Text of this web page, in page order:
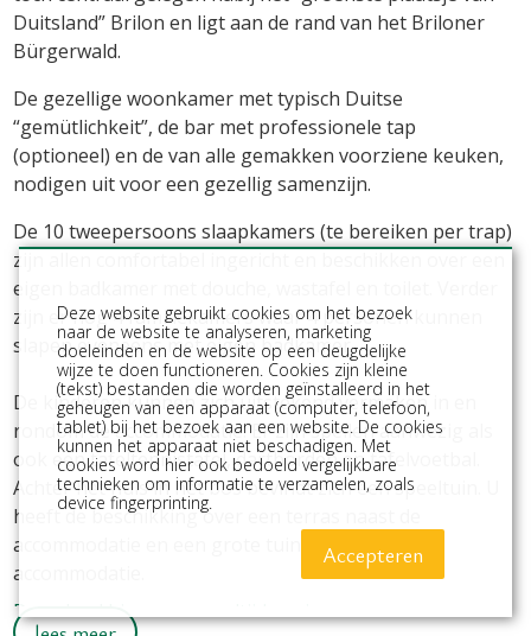
Duitsland” Brilon en ligt aan de rand van het Briloner
Bürgerwald.
De gezellige woonkamer met typisch Duitse
“gemütlichkeit”, de bar met professionele tap
(optioneel) en de van alle gemakken voorziene keuken,
nodigen uit voor een gezellig samenzijn.
De 10 tweepersoons slaapkamers (te bereiken per trap)
zijn allen comfortabel ingericht en beschikken over een
eigen badkamer met douche, wastafel en toilet. Verder
zijn er nog 4 familiekamers waar 4 personen kunnen
slapen eveneens met eigen badkamer.
De kinderen kunnen zich uitstekend vermaken in en
rondom de accommodatie. Er zijn spellen aanwezig als
ook een tafeltennistafel, dartborden en tafelvoetbal.
Achter het huis in het bos bevindt zich een speeltuin. U
heeft de beschikking over een terras naast de
accommodatie en een grote tuin achter de
accommodatie.
Download hier onze maaltijdservice
Deze website gebruikt cookies om het bezoek
naar de website te analyseren, marketing
doeleinden en de website op een deugdelijke
wijze te doen functioneren. Cookies zijn kleine
(tekst) bestanden die worden geïnstalleerd in het
geheugen van een apparaat (computer, telefoon,
tablet) bij het bezoek aan een website. De cookies
kunnen het apparaat niet beschadigen. Met
cookies word hier ook bedoeld vergelijkbare
technieken om informatie te verzamelen, zoals
device fingerprinting.
Accepteren